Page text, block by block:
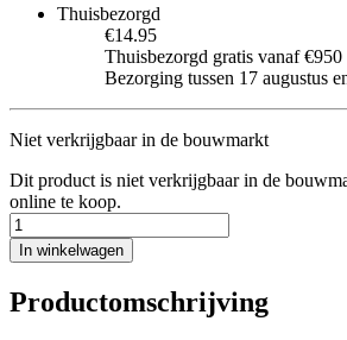
Thuisbezorgd
€14.95
Thuisbezorgd gratis vanaf €950
Bezorging tussen 17 augustus
Niet verkrijgbaar in de bouwmarkt
Dit product is niet verkrijgbaar in de
online te koop.
In winkelwagen
Productomschrijving